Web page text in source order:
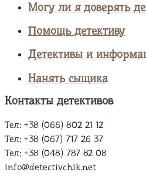
Могу ли я доверять
Помощь детективу
Детективы и
Нанять сыщика
Контакты детективов
Тел: +38 (066) 802 21 12
Тел: +38 (067) 717 26 37
Тел: +38 (048) 787 82 08
info@detectivchik.net